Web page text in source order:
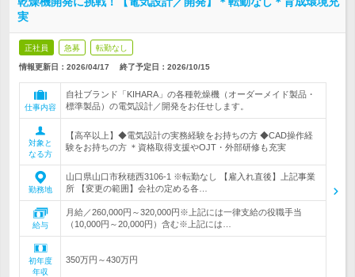
実
正社員 急募 転勤なし
情報更新日：2026/04/17 終了予定日： 2026/10/15
仕事内容
自社ブランド「KIHARA」の各種乾燥機（オーダーメイド製品・
標準製品）の電気設計／開発をお任せします。
対象と
なる方
【高卒以上】◆電気設計の実務経験をお持ちの方 ◆CAD操作経
験をお持ちの方 ＊資格取得支援やOJT・外部研修も充実
勤務地
山口県山口市秋穂西3106-1 ※転勤なし 【雇入れ直後】上記事業
所 【変更の範囲】会社の定める各…
給与
月給／260,000円～320,000円※上記には一律支給の役職手当
（10,000円～20,000円）含む※上記には…
初年度
年収
350万円～430万円